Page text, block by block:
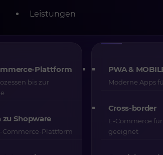
Leistungen
Plattform
bis zur
Shopware
Commerce-Plattform
PWA &
Moderne Apps
Cross-border
E-Commerce
geeignet
– wie
steigert